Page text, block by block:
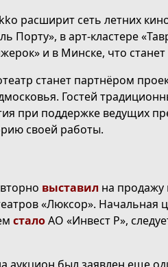
расширит сеть летних
Порту», в арт-кластере
и в Минске, что
станет партнёром
Гостей
при поддержке ведущих
своей работы.
выставил на продажу
«Люксор». Начальная
сталоАО «Инвест Р»,